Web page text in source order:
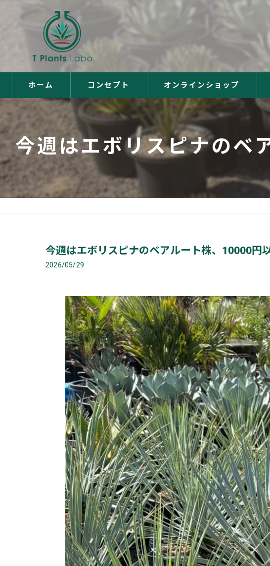
ホーム コンセプト オンラインショップ
今週はエボリスピナのベ
今週はエボリスピナのベアルート株、10000円
2026/05/29